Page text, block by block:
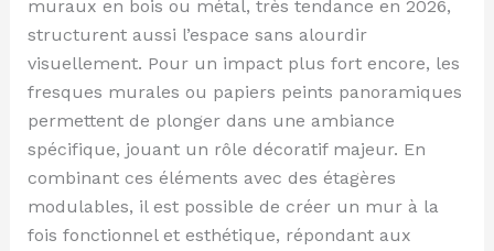
muraux en bois ou métal, très tendance en 2026,
structurent aussi l’espace sans alourdir
visuellement. Pour un impact plus fort encore, les
fresques murales ou papiers peints panoramiques
permettent de plonger dans une ambiance
spécifique, jouant un rôle décoratif majeur. En
combinant ces éléments avec des étagères
modulables, il est possible de créer un mur à la
fois fonctionnel et esthétique, répondant aux